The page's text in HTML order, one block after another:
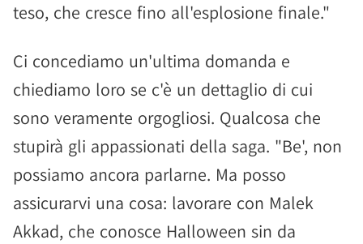
teso, che cresce fino all'esplosione finale."
Ci concediamo un'ultima domanda e
chiediamo loro se c'è un dettaglio di cui
sono veramente orgogliosi. Qualcosa che
stupirà gli appassionati della saga. "Be', non
possiamo ancora parlarne. Ma posso
assicurarvi una cosa: lavorare con Malek
Akkad, che conosce Halloween sin da